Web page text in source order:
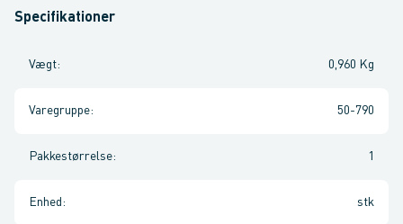
Specifikationer
Vægt: 0,960 Kg
Varegruppe: 50-790
Pakkestørrelse: 1
Enhed : stk